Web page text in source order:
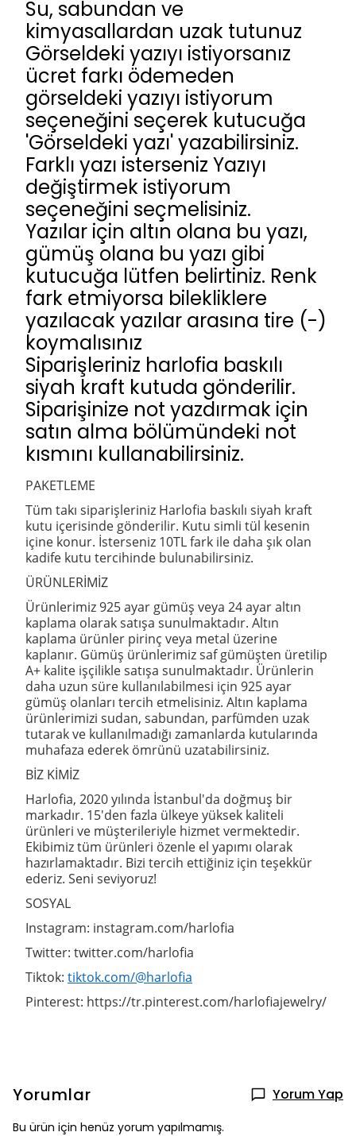
Su, sabundan ve
kimyasallardan uzak tutunuz
Görseldeki yazıyı istiyorsanız
ücret farkı ödemeden
görseldeki yazıyı istiyorum
seçeneğini seçerek kutucuğa
'Görseldeki yazı' yazabilirsiniz.
Farklı yazı isterseniz Yazıyı
değiştirmek istiyorum
seçeneğini seçmelisiniz.
Yazılar için altın olana bu yazı,
gümüş olana bu yazı gibi
kutucuğa lütfen belirtiniz. Renk
fark etmiyorsa bilekliklere
yazılacak yazılar arasına tire (-)
koymalısınız
Siparişleriniz harlofia baskılı
siyah kraft kutuda gönderilir.
Siparişinize not yazdırmak için
satın alma bölümündeki not
kısmını kullanabilirsiniz.
PAKETLEME
Tüm takı siparişleriniz Harlofia baskılı siyah kraft
kutu içerisinde gönderilir. Kutu simli tül kesenin
içine konur. İsterseniz 10TL fark ile daha şık olan
kadife kutu tercihinde bulunabilirsiniz.
ÜRÜNLERİMİZ
Ürünlerimiz 925 ayar gümüş veya 24 ayar altın
kaplama olarak satışa sunulmaktadır. Altın
kaplama ürünler pirinç veya metal üzerine
kaplanır. Gümüş ürünlerimiz saf gümüşten üretilip
A+ kalite işçilikle satışa sunulmaktadır. Ürünlerin
daha uzun süre kullanılabilmesi için 925 ayar
gümüş olanları tercih etmelisiniz. Altın kaplama
ürünlerimizi sudan, sabundan, parfümden uzak
tutarak ve kullanılmadığı zamanlarda kutularında
muhafaza ederek ömrünü uzatabilirsiniz.
BİZ KİMİZ
Harlofia, 2020 yılında İstanbul'da doğmuş bir
markadır. 15'den fazla ülkeye yüksek kaliteli
ürünleri ve müşterileriyle hizmet vermektedir.
Ekibimiz tüm ürünleri özenle el yapımı olarak
hazırlamaktadır. Bizi tercih ettiğiniz için teşekkür
ederiz. Seni seviyoruz!
SOSYAL
Instagram: instagram.com/harlofia
Twitter: twitter.com/harlofia
Tiktok: tiktok.com/@harlofia
Pinterest: https://tr.pinterest.com/harlofiajewelry/
Yorumlar Yorum Yap
Bu ürün için henüz yorum yapılmamış.